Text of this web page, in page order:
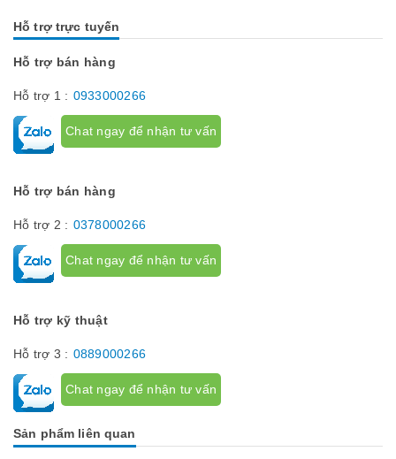
Hỗ trợ trực tuyến
Hỗ trợ bán hàng
Hỗ trợ 1 : 0933000266
Chat ngay để nhận tư vấn
Hỗ trợ bán hàng
Hỗ trợ 2 : 0378000266
Chat ngay để nhận tư vấn
Hỗ trợ kỹ thuật
Hỗ trợ 3 : 0889000266
Chat ngay để nhận tư vấn
Sản phẩm liên quan